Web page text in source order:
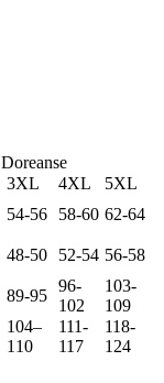
3XL 4XL
5XL
54-56 58-60 62-64
48-50 52-54 56-58
89-95
96-
102
103-
109
104–
110
111-
117
118-
124